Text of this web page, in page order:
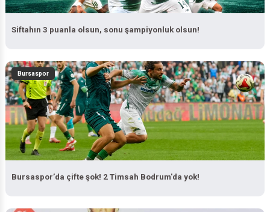
Siftahın 3 puanla olsun, sonu şampiyonluk olsun!
Bursaspor
Bursaspor’da çifte şok! 2 Timsah Bodrum'da yok!